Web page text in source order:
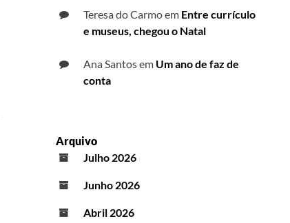
Teresa do Carmoem Entre currículo
e museus, chegou o Natal
Ana Santosem Um ano de faz de
conta
Arquivo
Julho 2026
Junho 2026
Abril 2026